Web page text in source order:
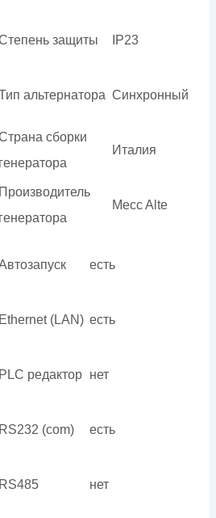
защиты IP23
альтернатора Синхронный
сборки
генератора
Италия
Производитель
генератора
Mecc Alte
есть
Ethernet (LAN) есть
PLC редактор нет
RS232 (com) есть
RS485 нет